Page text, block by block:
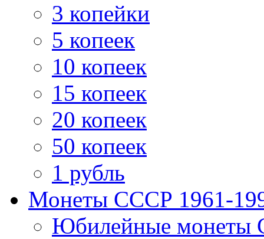
3 копейки
5 копеек
10 копеек
15 копеек
20 копеек
50 копеек
1 рубль
Монеты СССР 1961-
Юбилейные монеты